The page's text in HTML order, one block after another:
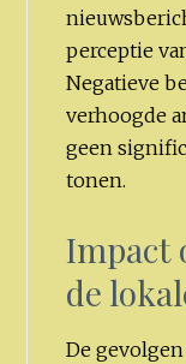
perceptie
Negatieve
verhoogde
geen
tonen.
Impact
de
De